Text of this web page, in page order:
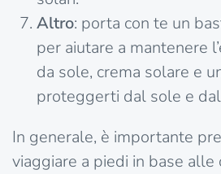
Altro: porta con te un
per aiutare a mantenere
da sole, crema solare e
proteggerti dal sole e
In generale, è importante
viaggiare a piedi in base alle